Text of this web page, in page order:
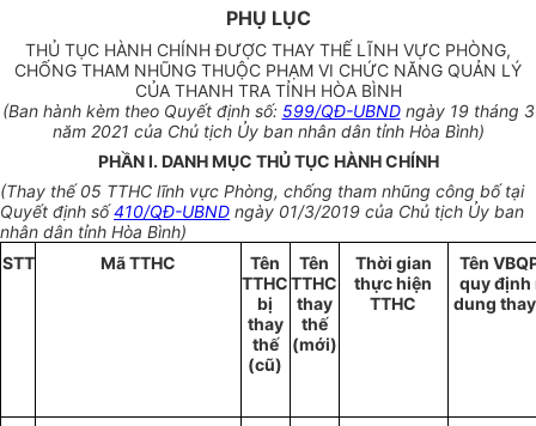
PHỤ LỤC
THỦ TỤC HÀNH CHÍNH ĐƯỢC THAY THẾ LĨNH VỰC PHÒNG,
CHỐNG THAM NHŨNG THUỘC PHẠM VI CHỨC NĂNG QUẢN LÝ
CỦA THANH TRA TỈNH HÒA BÌNH
(Ban hành kèm theo Quyết định số: 599/QĐ-UBNDngày 19 tháng 3
năm 2021 của Chủ tịch Ủy ban nhân dân tỉnh Hòa Bình)
PHẦN I. DANH MỤC THỦ TỤC HÀNH CHÍNH
(Thay thế 05 TTHC lĩnh vực Phòng, chống tham nhũng công bố tại
Quyết định số410/QĐ-UBND ngày 01/3/2019 của Chủ tịch Ủy ban
nhân dân tỉnh Hòa Bình)
STT
Mã TTHC
Tên
TTHC
bị
thay
thế
(cũ)
Tên
TTHC
thay
thế
(mới)
Thời gian
thực hiện
TTHC
Tên
quy định
dung